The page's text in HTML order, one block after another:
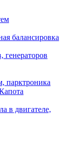
балансировка
генераторов
парктроника
в двигателе,